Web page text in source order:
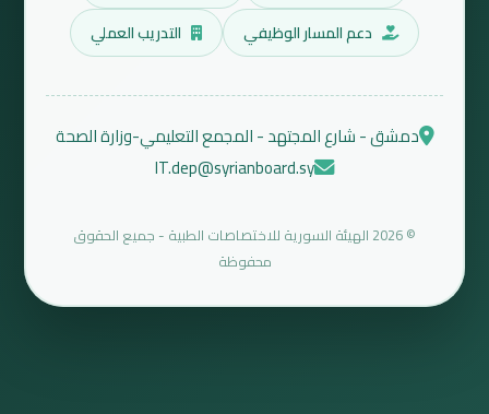
دعم المسار الوظيفي
التدريب العملي
دمشق - شارع المجتهد - المجمع التعليمي-وزارة الصحة
IT.dep@syrianboard.sy
© 2026 الهيئة السورية للاختصاصات الطبية - جميع الحقوق
محفوظة